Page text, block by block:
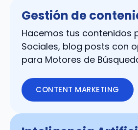
Gestión de
Hacemos tus contenidos
Sociales, blog posts con
para Motores de
CONTENT MARKETING